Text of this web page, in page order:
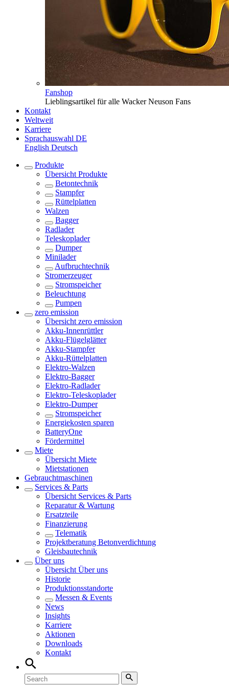
Fanshop
Lieblingsartikel für alle Wacker Neuson Fans
Kontakt
Weltweit
Karriere
Sprachauswahl DE
English Deutsch
Produkte
Übersicht Produkte
Betontechnik
Stampfer
Rüttelplatten
Walzen
Bagger
Radlader
Teleskoplader
Dumper
Minilader
Aufbruchtechnik
Stromerzeuger
Stromspeicher
Beleuchtung
Pumpen
zero emission
Übersicht zero emission
Akku-Innenrüttler
Akku-Flügelglätter
Akku-Stampfer
Akku-Rüttelplatten
Elektro-Walzen
Elektro-Bagger
Elektro-Radlader
Elektro-Teleskoplader
Elektro-Dumper
Stromspeicher
Energiekosten sparen
BatteryOne
Fördermittel
Miete
Übersicht Miete
Mietstationen
Gebrauchtmaschinen
Services & Parts
Übersicht Services & Parts
Reparatur & Wartung
Ersatzteile
Finanzierung
Telematik
Projektberatung Betonverdichtung
Gleisbautechnik
Über uns
Übersicht Über uns
Historie
Produktionsstandorte
Messen & Events
News
Insights
Karriere
Aktionen
Downloads
Kontakt